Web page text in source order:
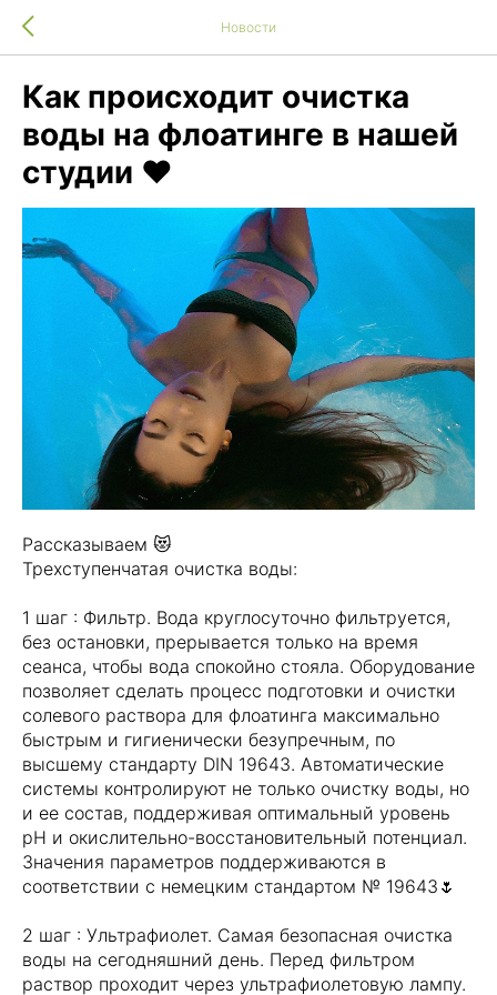
Новости
Как происходит очистка
воды на флоатинге в нашей
студии ❤
Рассказываем 😻
Трехступенчатая очистка воды:
1 шаг : Фильтр. Вода круглосуточно фильтруется,
без остановки, прерывается только на время
сеанса, чтобы вода спокойно стояла. Оборудование
позволяет сделать процесс подготовки и очистки
солевого раствора для флоатинга максимально
быстрым и гигиенически безупречным, по
высшему стандарту DIN 19643. Автоматические
системы контролируют не только очистку воды, но
и ее состав, поддерживая оптимальный уровень
pH и окислительно-восстановительный потенциал.
Значения параметров поддерживаются в
соответствии с немецким стандартом № 19643🌷
2 шаг : Ультрафиолет. Самая безопасная очистка
воды на сегодняшний день. Перед фильтром
раствор проходит через ультрафиолетовую лампу.